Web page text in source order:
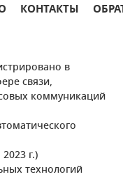
КОНТАКТЫ
в
связи,
коммуникаций
г.)
технологий